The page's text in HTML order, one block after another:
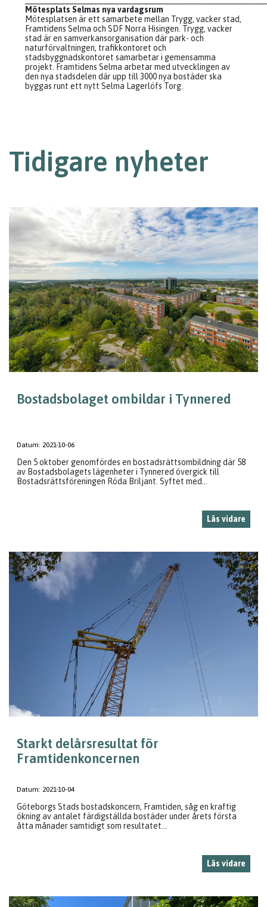
Mötesplats Selmas nya vardagsrum
Mötesplatsen är ett samarbete mellan Trygg, vacker stad,
Framtidens Selma och SDF Norra Hisingen. Trygg, vacker
stad är en samverkansorganisation där park- och
naturförvaltningen, trafikkontoret och
stadsbyggnadskontoret samarbetar i gemensamma
projekt. Framtidens Selma arbetar med utvecklingen av
den nya stadsdelen där upp till 3000 nya bostäder ska
byggas runt ett nytt Selma Lagerlöfs Torg.
Tidigare nyheter
Bostadsbolaget ombildar i Tynnered
Datum: 2021-10-06
Den 5 oktober genomfördes en bostadsrättsombildning där 58
av Bostadsbolagets lägenheter i Tynnered övergick till
Bostadsrättsföreningen Röda Briljant. Syftet med...
Läs vidare
Starkt delårsresultat för
Framtidenkoncernen
Datum: 2021-10-04
Göteborgs Stads bostadskoncern, Framtiden, såg en kraftig
ökning av antalet färdigställda bostäder under årets första
åtta månader samtidigt som resultatet...
Läs vidare